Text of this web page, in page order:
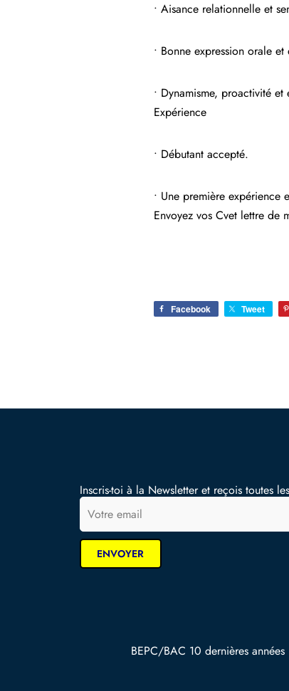
• Aisance relationnelle et
• Bonne expression orale
• Dynamisme, proactivité et
Expérience
• Débutant accepté.
• Une première
Envoyez vos Cvet lettre de
Facebook Tweet
Inscris-toi à la Newsletter et reçois toutes
BEPC/BAC 10 dernières années